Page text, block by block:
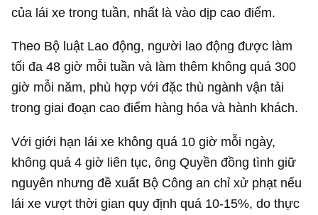
của lái xe trong tuần, nhất là vào dịp cao điểm.
Theo Bộ luật Lao động, người lao động được làm
tối đa 48 giờ mỗi tuần và làm thêm không quá 300
giờ mỗi năm, phù hợp với đặc thù ngành vận tải
trong giai đoạn cao điểm hàng hóa và hành khách.
Với giới hạn lái xe không quá 10 giờ mỗi ngày,
không quá 4 giờ liên tục, ông Quyền đồng tình giữ
nguyên nhưng đề xuất Bộ Công an chỉ xử phạt nếu
lái xe vượt thời gian quy định quá 10-15%, do thực